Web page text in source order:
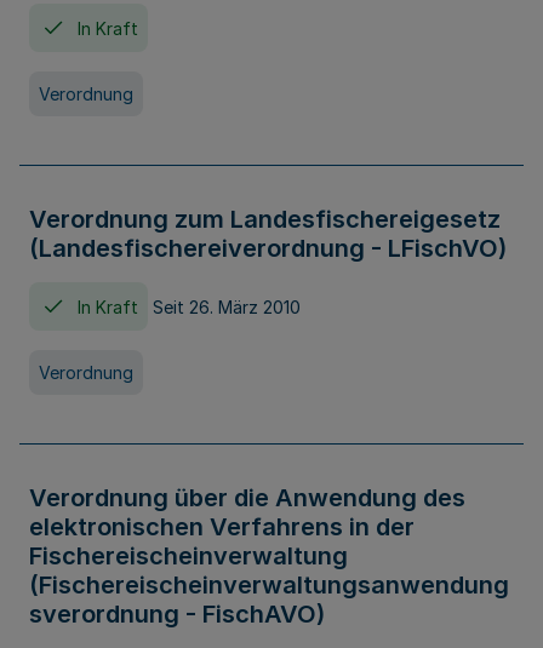
In Kraft
Verordnung
Verordnung zum Landesfischereigesetz
(Landesfischereiverordnung - LFischVO)
In Kraft Seit 26. März 2010
Verordnung
Verordnung über die Anwendung des
elektronischen Verfahrens in der
Fischereischeinverwaltung
(Fischereischeinverwaltungsanwendung
sverordnung - FischAVO)